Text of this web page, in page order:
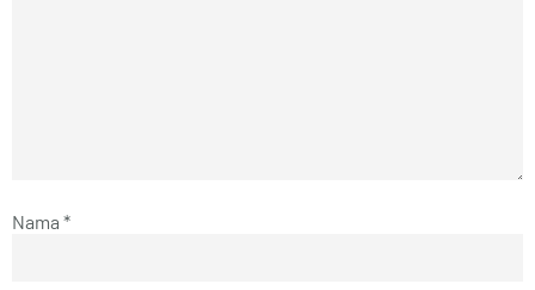
Nama *